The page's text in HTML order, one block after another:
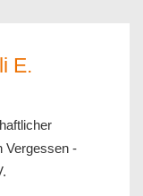
E.
Vergessen -